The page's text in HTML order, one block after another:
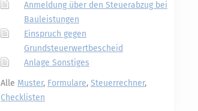
Anmeldung über den Steuerabzug bei
Bauleistungen
Einspruch gegen
Grundsteuerwertbescheid
Anlage Sonstiges
Alle Muster, Formulare, Steuerrechner,
Checklisten